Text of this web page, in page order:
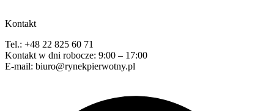
Kontakt
Tel.: +48 22 825 60 71
Kontakt w dni robocze: 9:00 – 17:00
E-mail: biuro@rynekpierwotny.pl